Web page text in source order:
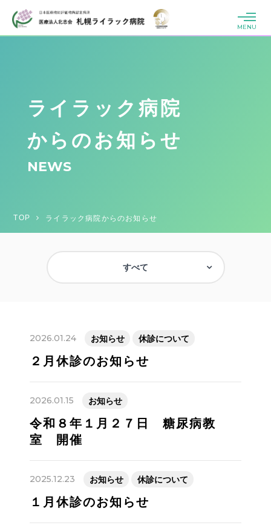
MENU
ライラック病院
からのお知らせ
NEWS
TOP ライラック病院からのお知らせ
すべて
2026.01.24 お知らせ 休診について
２月休診のお知らせ
2026.01.15 お知らせ
令和８年１月２７日 糖尿病教
室 開催
2025.12.23 お知らせ 休診について
１月休診のお知らせ